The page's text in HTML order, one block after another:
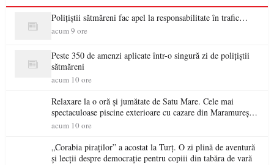
Polițiștii sătmăreni fac apel la responsabilitate în trafic…
acum 9 ore
Peste 350 de amenzi aplicate într-o singură zi de polițiștii
sătmăreni
acum 10 ore
Relaxare la o oră și jumătate de Satu Mare. Cele mai
spectaculoase piscine exterioare cu cazare din Maramureș,
ideale pentru o escapadă de vară
acum 10 ore
„Corabia piraților” a acostat la Turț. O zi plină de aventură
și lecții despre democrație pentru copiii din tabăra de vară